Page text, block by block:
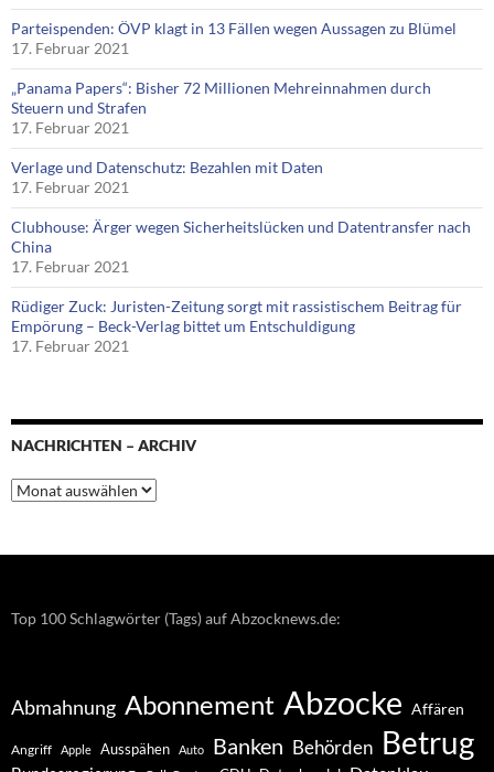
Parteispenden: ÖVP klagt in 13 Fällen wegen Aussagen zu Blümel
17. Februar 2021
„Panama Papers“: Bisher 72 Millionen Mehreinnahmen durch
Steuern und Strafen
17. Februar 2021
Verlage und Datenschutz: Bezahlen mit Daten
17. Februar 2021
Clubhouse: Ärger wegen Sicherheitslücken und Datentransfer nach
China
17. Februar 2021
Rüdiger Zuck: Juristen-Zeitung sorgt mit rassistischem Beitrag für
Empörung – Beck-Verlag bittet um Entschuldigung
17. Februar 2021
NACHRICHTEN – ARCHIV
Nachrichten
–
Top 100 Schlagwörter (Tags) auf Abzocknews.de:
Abmahnung Abonnement Abzocke Affären
Angriff Apple Ausspähen Auto Banken Behörden Betrug